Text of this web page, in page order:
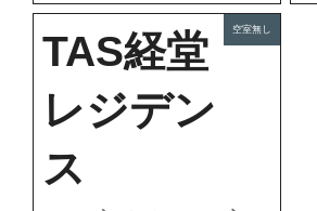
TAS経堂
レジデン
ス
空室無し